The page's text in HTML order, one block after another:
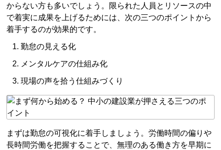
からない方も多いでしょう。限られた人員とリソースの中
で着実に成果を上げるためには、次の三つのポイントから
着手するのが効果的です。
勤怠の見える化
メンタルケアの仕組み化
現場の声を拾う仕組みづくり
まずは勤怠の可視化に着手しましょう。労働時間の偏りや
長時間労働を把握することで、無理のある働き方を早期に